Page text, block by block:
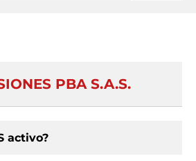
PBA S.A.S.
activo?